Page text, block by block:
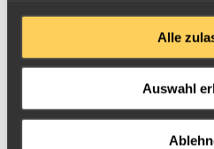
Alle
Auswahl